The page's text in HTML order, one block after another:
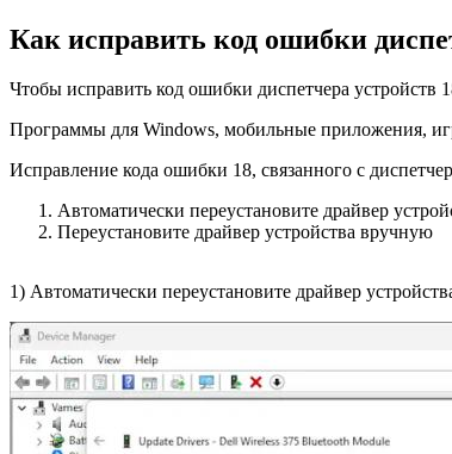
Как исправить код ошибки
Чтобы исправить код ошибки диспетчера устройств
Программы для Windows, мобильные
Исправление кода ошибки 18, связанного с
Автоматически переустановите драйвер
Переустановите драйвер устройства вручную
1) Автоматически переустановите драйвер